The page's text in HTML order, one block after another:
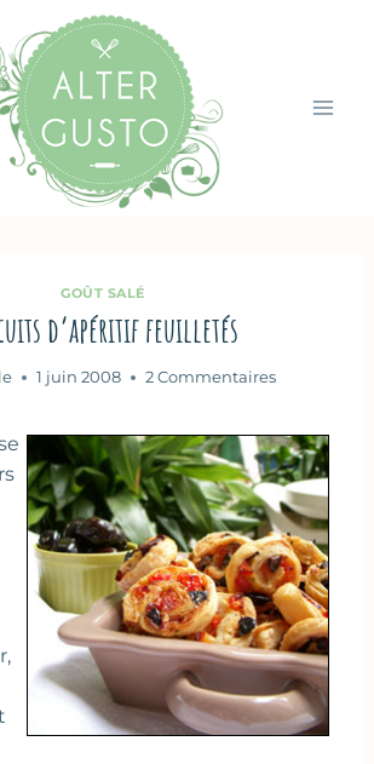
GOÛT SALÉ
d’apéritif feuilletés
1 juin 2008 2 Commentaires